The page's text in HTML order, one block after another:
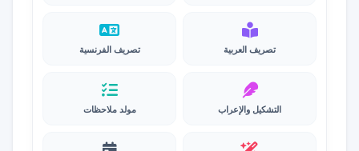
تصريف العربية تصريف الفرنسية
التشكيل والإعراب مولد ملاحظات